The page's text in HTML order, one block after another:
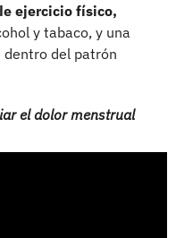
ejercicio físico,
y tabaco, y una
del patrón
el dolor menstrual